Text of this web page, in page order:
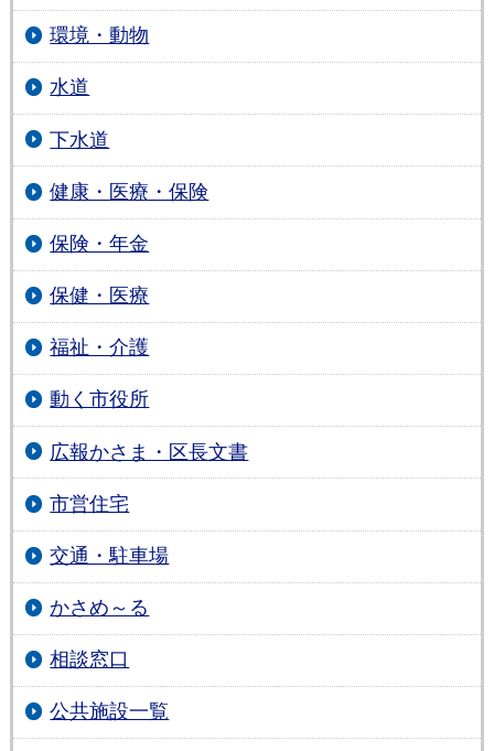
環境・動物
水道
下水道
健康・医療・保険
保険・年金
保健・医療
福祉・介護
動く市役所
広報かさま・区長文書
市営住宅
交通・駐車場
かさめ～る
相談窓口
公共施設一覧